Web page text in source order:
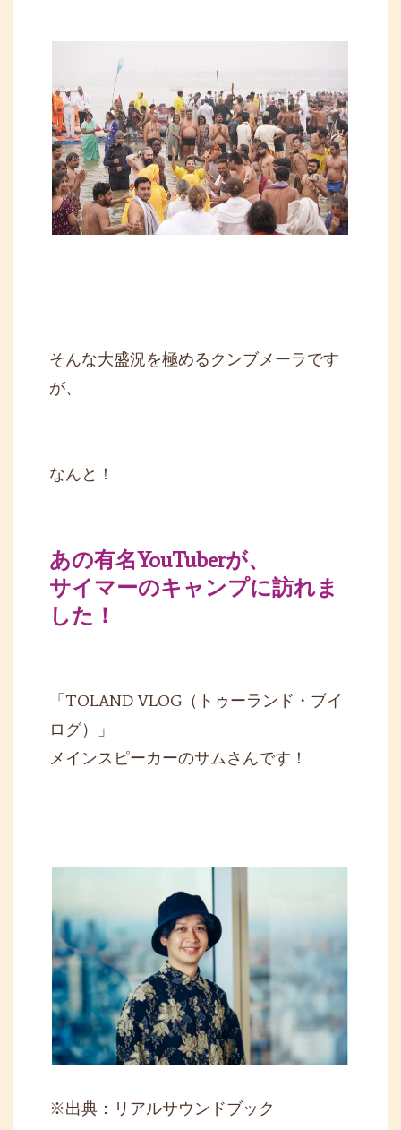
そんな大盛況を極めるクンブメーラです
が、
なんと！
あの有名YouTuberが、
サイマーのキャンプに訪れま
した！
「TOLAND VLOG（トゥーランド・ブイ
ログ）」
メインスピーカーのサムさんです！
※出典：リアルサウンドブック